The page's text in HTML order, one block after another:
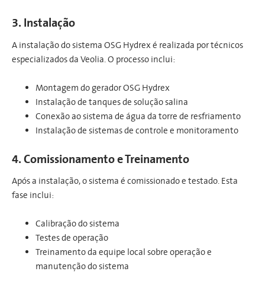
3. Instalação
A instalação do sistema OSG Hydrex é realizada por técnicos
especializados da Veolia. O processo inclui:
Montagem do gerador OSG Hydrex
Instalação de tanques de solução salina
Conexão ao sistema de água da torre de resfriamento
Instalação de sistemas de controle e monitoramento
4. Comissionamento e Treinamento
Após a instalação, o sistema é comissionado e testado. Esta
fase inclui:
Calibração do sistema
Testes de operação
Treinamento da equipe local sobre operação e
manutenção do sistema